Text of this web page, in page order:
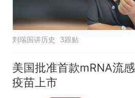
刘瑞国讲历史 3跟贴
美国批准首款mRNA流感
疫苗上市